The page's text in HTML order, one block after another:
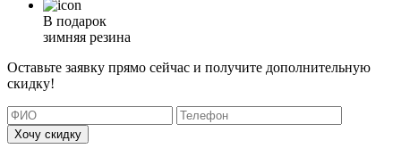
В подарок
зимняя резина
Оставьте заявку прямо сейчас и получите дополнительную
скидку!
Хочу скидку